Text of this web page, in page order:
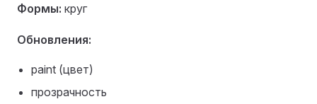
Формы: круг
Обновления:
paint (цвет)
прозрачность